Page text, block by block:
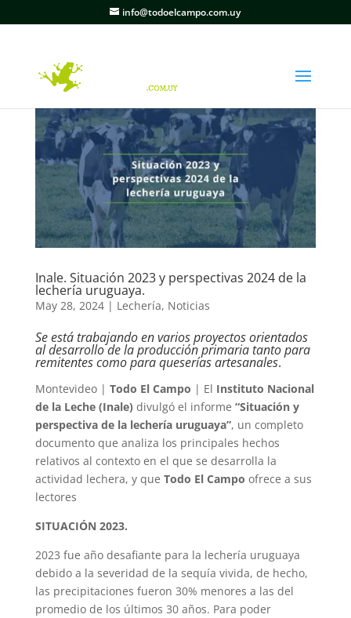
info@todoelcampo.com.uy
Inale. Situación 2023 y perspectivas 2024 de la
lechería uruguaya.
May 28, 2024| Lechería, Noticias
Se está trabajando en varios proyectos orientados
al desarrollo de la producción primaria tanto para
remitentes como para queserías artesanales.
Montevideo | Todo El Campo | El Instituto Nacional
de la Leche (Inale) divulgó el informe “Situación y
perspectiva de la lechería uruguaya”, un completo
documento que analiza los principales hechos
relativos al contexto en el que se desarrolla la
actividad lechera, y que Todo El Campo ofrece a sus
lectores
SITUACIÓN 2023.
2023 fue año desafiante para la lechería uruguaya
debido a la severidad de la sequía vivida, de hecho,
las precipitaciones fueron 30% menores a las del
promedio de los últimos 30 años. Para poder